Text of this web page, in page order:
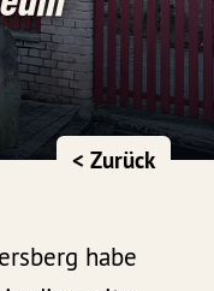
< Zurück
habe